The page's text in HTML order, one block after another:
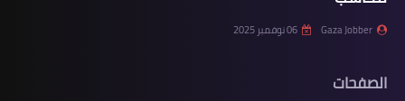
Gaza Jobber 06 نوفمبر 2025
الصفحات